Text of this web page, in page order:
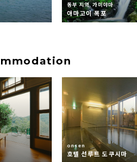
동부 지역, 가미야마
아마고이 폭포
onsen
호텔 선루트 도쿠시마